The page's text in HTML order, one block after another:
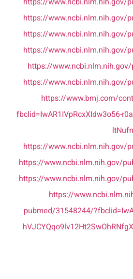
https://www.ncbi.nlm.nih.gov/
https://www.ncbi.nlm.nih.gov/
https://www.ncbi.nlm.nih.gov/
https://www.ncbi.nlm.nih.gov/
https://www.ncbi.nlm.nih.gov/
https://www.bmj.com/
fbclid=IwAR1IVpRcxXIdw3o56-
https://www.ncbi.nlm.nih.gov/
https://www.ncbi.nlm.nih.gov/
https://www.ncbi.nlm.nih.gov/
https://
pubmed/31548244/